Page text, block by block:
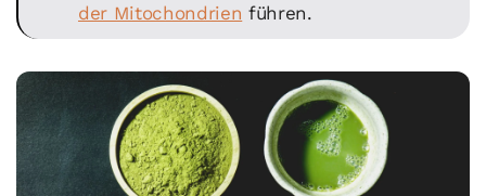
der Mitochondrien führen.